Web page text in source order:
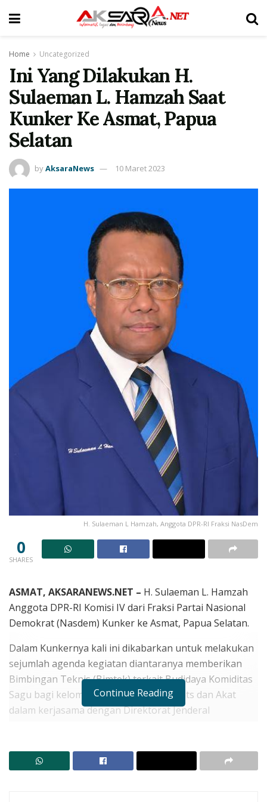
Home Uncategorized
Ini Yang Dilakukan H.
Sulaeman L. Hamzah Saat
Kunker Ke Asmat, Papua
Selatan
byAksaraNews 10 Maret 2023
H. Sulaeman L Hamzah, Anggota DPR-RI Fraksi NasDem
0
SHARES
ASMAT, AKSARANEWS.NET – H. Sulaeman L. Hamzah
Anggota DPR-RI Komisi IV dari Fraksi Partai Nasional
Demokrat (Nasdem) Kunker ke Asmat, Papua Selatan.
Dalam Kunkernya kali ini dikabarkan untuk melakukan
sejumlah agenda kegiatan diantaranya memberikan
Bimbingan Teknis (Bimtek) terkait Budidaya Komiditas
Sagu bagi kelompok Masyarakat di Agats dan Akat
dalam kerjasama dengan Direktorat Jenderal
RELATED POSTS
Continue Reading